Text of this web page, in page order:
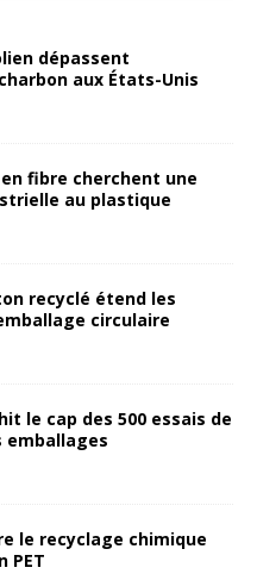
dépassent
aux États-Unis
fibre cherchent une
au plastique
recyclé étend les
circulaire
le cap des 500 essais de
emballages
le recyclage chimique
PET